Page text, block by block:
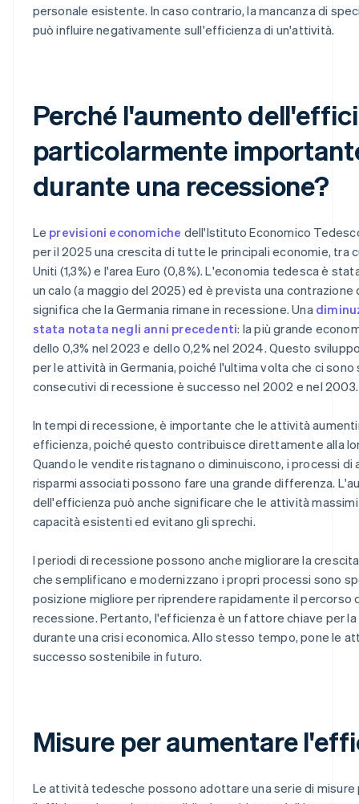
personale esistente. In caso contrario, la mancanza di
può influire negativamente sull'efficienza di un'attività.
Perché l'aumento
particolarmente
durante una recessione?
Le previsioni economiche dell'Istituto Economico
per il 2025 una crescita di tutte le principali economie, tra
Uniti (1,3%) e l'area Euro (0,8%). L'economia tedesca è
un calo (a maggio del 2025) ed è prevista una contrazione
significa che la Germania rimane in recessione. Una
stata notata negli anni precedenti: la più grande
dello 0,3% nel 2023 e dello 0,2% nel 2024. Questo
per le attività in Germania, poiché l'ultima volta che ci sono
consecutivi di recessione è successo nel 2002 e nel 2003.
In tempi di recessione, è importante che le attività
efficienza, poiché questo contribuisce direttamente alla
Quando le vendite ristagnano o diminuiscono, i processi di
risparmi associati possono fare una grande differenza.
dell'efficienza può anche significare che le attività
capacità esistenti ed evitano gli sprechi.
I periodi di recessione possono anche migliorare la
che semplificano e modernizzano i propri processi sono
posizione migliore per riprendere rapidamente il percorso
recessione. Pertanto, l'efficienza è un fattore chiave per
durante una crisi economica. Allo stesso tempo, pone le
successo sostenibile in futuro.
Misure per aumentare
Le attività tedesche possono adottare una serie di misure